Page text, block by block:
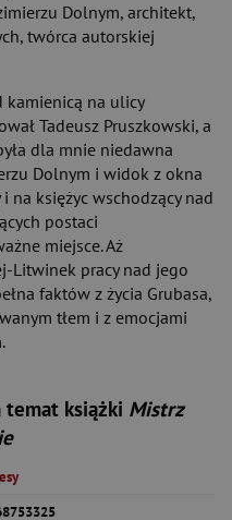
Dolnym, architekt,
twórca autorskiej
kamienicą na ulicy
Tadeusz Pruszkowski, a
dla mnie niedawna
Dolnym i widok z okna
na księżyc wschodzący nad
postaci
miejsce. Aż
Litwinek pracy nad jego
faktów z życia Grubasa,
tłem i z emocjami
temat książki Mistrz